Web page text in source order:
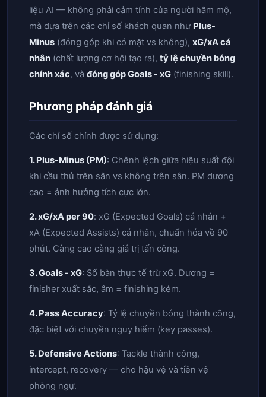
liệu AI — không phải cảm tính của người hâm mộ,
mà dựa trên các chỉ số khách quan như Plus-
Minus (đóng góp khi có mặt vs không), xG/xA cá
nhân (chất lượng cơ hội tạo ra), tỷ lệ chuyền bóng
chính xác, và đóng góp Goals - xG (finishing skill).
Phương pháp đánh giá
Các chỉ số chính được sử dụng:
1. Plus-Minus (PM): Chênh lệch giữa hiệu suất đội
khi cầu thủ trên sân vs không trên sân. PM dương
cao = ảnh hưởng tích cực lớn.
2. xG/xA per 90: xG (Expected Goals) cá nhân +
xA (Expected Assists) cá nhân, chuẩn hóa về 90
phút. Càng cao càng giá trị tấn công.
3. Goals - xG: Số bàn thực tế trừ xG. Dương =
finisher xuất sắc, âm = finishing kém.
4. Pass Accuracy: Tỷ lệ chuyền bóng thành công,
đặc biệt với chuyền nguy hiểm (key passes).
5. Defensive Actions: Tackle thành công,
intercept, recovery — cho hậu vệ và tiền vệ
phòng ngự.